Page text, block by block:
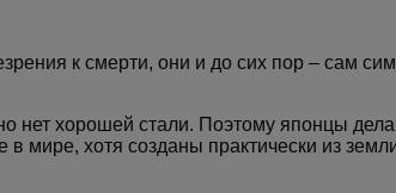
к смерти, они и до сих пор – сам
нет хорошей стали. Поэтому японцы
мире, хотя созданы практически из